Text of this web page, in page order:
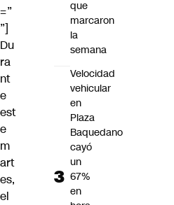
=”
”]
Du
ra
nt
e
est
e
m
art
es,
el
que
marcaron
la
semana
Velocidad
vehicular
en
Plaza
Baquedano
cayó
un
67%
en